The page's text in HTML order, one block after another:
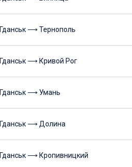
Гданськ ⟶ Тернополь
Гданськ ⟶ Кривой Рог
Гданськ ⟶ Умань
Гданськ ⟶ Долина
Гданськ ⟶ Кропивницкий